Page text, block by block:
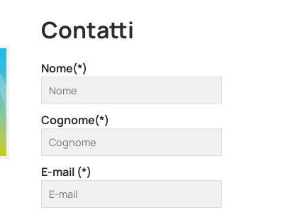
Contatti
Nome(*)
Cognome(*)
E-mail (*)